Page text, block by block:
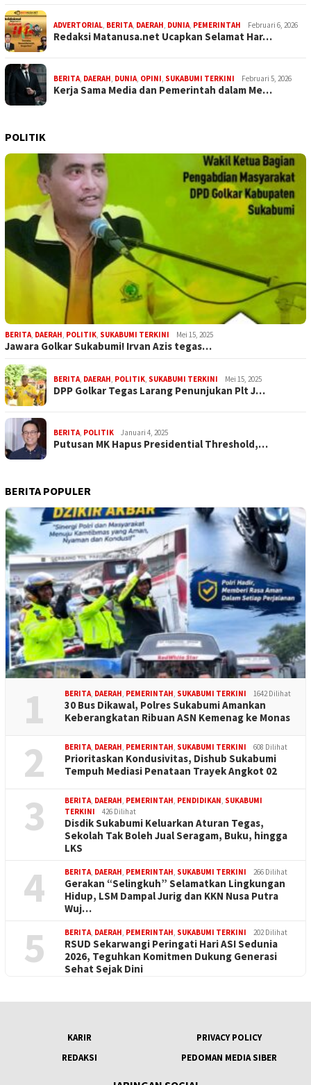
ADVERTORIAL, BERITA, DAERAH, DUNIA, PEMERINTAH Februari 6, 2026
Redaksi Matanusa.net Ucapkan Selamat Har…
BERITA, DAERAH, DUNIA, OPINI, SUKABUMI TERKINI Februari 5, 2026
Kerja Sama Media dan Pemerintah dalam Me…
POLITIK
BERITA, DAERAH, POLITIK, SUKABUMI TERKINI Mei 15, 2025
Jawara Golkar Sukabumi! Irvan Azis tegas…
BERITA, DAERAH, POLITIK, SUKABUMI TERKINI Mei 15, 2025
DPP Golkar Tegas Larang Penunjukan Plt J…
BERITA, POLITIK Januari 4, 2025
Putusan MK Hapus Presidential Threshold,…
BERITA POPULER
1 BERITA, DAERAH, PEMERINTAH, SUKABUMI TERKINI 1642 Dilihat
30 Bus Dikawal, Polres Sukabumi Amankan
Keberangkatan Ribuan ASN Kemenag ke Monas
2 BERITA, DAERAH, PEMERINTAH, SUKABUMI TERKINI 608 Dilihat
Prioritaskan Kondusivitas, Dishub Sukabumi
Tempuh Mediasi Penataan Trayek Angkot 02
3 BERITA, DAERAH, PEMERINTAH, PENDIDIKAN, SUKABUMI
TERKINI
426 Dilihat
Disdik Sukabumi Keluarkan Aturan Tegas,
Sekolah Tak Boleh Jual Seragam, Buku, hingga
LKS
4 BERITA, DAERAH, PEMERINTAH, SUKABUMI TERKINI 266 Dilihat
Gerakan “Selingkuh” Selamatkan Lingkungan
Hidup, LSM Dampal Jurig dan KKN Nusa Putra
Wuj…
5 BERITA, DAERAH, PEMERINTAH, SUKABUMI TERKINI 202 Dilihat
RSUD Sekarwangi Peringati Hari ASI Sedunia
2026, Teguhkan Komitmen Dukung Generasi
Sehat Sejak Dini
KARIR
PRIVACY POLICY
REDAKSI
PEDOMAN MEDIA SIBER